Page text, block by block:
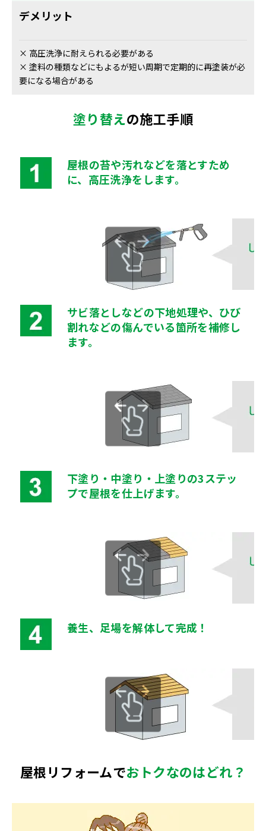
デメリット
× 高圧洗浄に耐えられる必要がある
× 塗料の種類などにもよるが短い周期で定期的に再塗装が必
要になる場合がある
塗り替えの施工手順
屋根の苔や汚れなどを落とすため
に、高圧洗浄をします。
サビ落としなどの下地処理や、ひび
割れなどの傷んでいる箇所を補修し
ます。
下塗り・中塗り・上塗りの3ステッ
プで屋根を仕上げます。
養生、足場を解体して完成！
屋根リフォームでおトクなのはどれ？